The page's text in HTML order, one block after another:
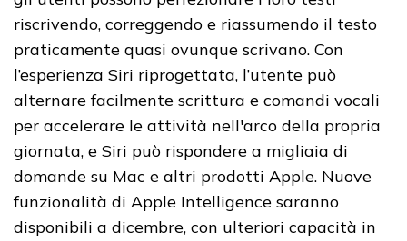
riscrivendo, correggendo e riassumendo il testo
praticamente quasi ovunque scrivano. Con
l’esperienza Siri riprogettata, l’utente può
alternare facilmente scrittura e comandi vocali
per accelerare le attività nell'arco della propria
giornata, e Siri può rispondere a migliaia di
domande su Mac e altri prodotti Apple. Nuove
funzionalità di Apple Intelligence saranno
disponibili a dicembre, con ulteriori capacità in